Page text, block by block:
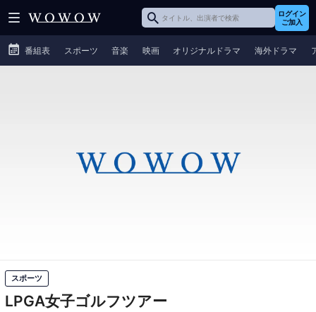
ログイン
ご加入
番組表 スポーツ 音楽 映画 オリジナルドラマ 海外ドラマ
スポーツ
LPGA女子ゴルフツアー